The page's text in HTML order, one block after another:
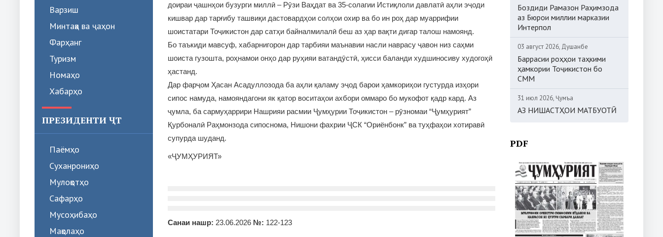
Варзиш
Минтақа ва ҷаҳон
Фарҳанг
Туризм
Номаҳо
Хабарҳо
ПРЕЗИДЕНТИ ҶТ
Паёмҳо
Суханрониҳо
Мулоқотҳо
Сафарҳо
Мусоҳибаҳо
Мақолаҳо
доираи ҷашнҳои бузурги миллӣ – Рӯзи Ваҳдат ва 35-солагии Истиқлоли давлатӣ аҳли эҷоди
кишвар дар тарғибу ташвиқи дастовардҳои солҳои охир ва бо ин роҳ дар муаррифии
шоистатари Тоҷикистон дар сатҳи байналмилалӣ беш аз ҳар вақти дигар талош намоянд.
Бо таъкиди мавсуф, хабарнигорон дар тарбияи маънавии насли наврасу ҷавон низ саҳми
шоиста гузошта, роҳнамои онҳо дар руҳияи ватандӯстӣ, ҳисси баланди худшиносиву худогоҳӣ
ҳастанд.
Дар фарҷом Ҳасан Асадуллозода ба аҳли қаламу эҷод барои ҳамкориҳои густурда изҳори
сипос намуда, намояндагони як қатор воситаҳои ахбори оммаро бо мукофот қадр кард. Аз
ҷумла, ба сармуҳаррири Нашрияи расмии Ҷумҳурии Тоҷикистон – рӯзномаи “Ҷумҳурият”
Қурбоналӣ Раҳмонзода сипоснома, Нишони фахрии ҶСК “Ориёнбонк” ва туҳфаҳои хотиравӣ
супурда шуданд.
«ҶУМҲУРИЯТ»
Санаи нашр: 23.06.2026 №: 122-123
Боздиди Рамазон Раҳимзода
аз Бюрои миллии марказии
Интерпол
03 август 2026, Душанбе
Баррасии роҳҳои таҳкими
ҳамкории Тоҷикистон бо
СММ
31 июл 2026, Ҷумъа
АЗ НИШАСТҲОИ МАТБУОТӢ
PDF